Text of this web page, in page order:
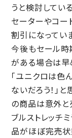
うと検討してい
セーターやコー
割引になってい
今後もセール時
がある場合は早
「ユニクロは色
ないだろう！」
の商品は意外と
ブルストレッチ
品がほぼ完売状